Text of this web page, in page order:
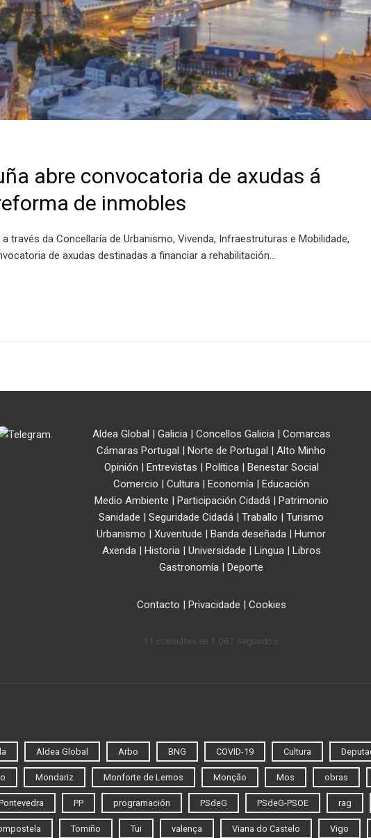
abre convocatoria de axudas á
de inmobles
través da Concellaría de Urbanismo, Vivenda, Infraestruturas e Mobilidade,
de axudas destinadas a financiar a rehabilitación…
. Aldea Global | Galicia| Concellos Galicia| Comarcas
Cámaras Portugal | Norte de Portugal | Alto Minho
Opinión | Entrevistas | Política| Benestar Social
Comercio | Cultura | Economía | Educación
Medio Ambiente | Participación Cidadá| Patrimonio
Sanidade | Seguridade Cidadá | Traballo | Turismo
Urbanismo | Xuventude | Banda deseñada | Humor
Axenda| Historia| Universidade | Lingua| Libros
Gastronomía | Deporte
Contacto | Privacidade | Cookies
11 consultas en 1,067 segundos.
Aldea Global Arbo BNG COVID-19 Cultura
Mondariz Monforte de Lemos Monção Mos obras
PP programación PSdeG PSdeG-PSOE rag
Tomiño Tui valença Viana do Castelo Vigo